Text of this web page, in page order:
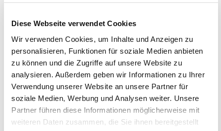
Diese Webseite verwendet Cookies
Wir verwenden Cookies, um Inhalte und Anzeigen zu
personalisieren, Funktionen für soziale Medien anbieten
zu können und die Zugriffe auf unsere Website zu
analysieren. Außerdem geben wir Informationen zu Ihrer
Verwendung unserer Website an unsere Partner für
soziale Medien, Werbung und Analysen weiter. Unsere
Partner führen diese Informationen möglicherweise mit
weiteren Daten zusammen, die Sie ihnen bereitgestellt
Ihr Brügge Sanitär-Heizung in Sieseby - kompetenter
Ansprechpartner für individuelle Bäder und warme Häuser.
Heizungsbau umfasst nicht nur alles, was Wärme
spendet, sondern bezieht auch den allgemeinen Bereich
Sanitär mit ein. Ihr Heizungsfachbetrieb steht Ihnen bei
Renovierungs- und Erneuerungsarbeiten wie auch beim
Neubau zur Verfügung.
Wir freuen uns auf Sie!